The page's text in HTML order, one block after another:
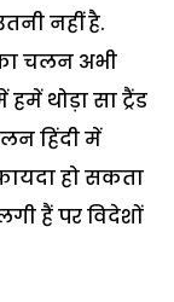
नहीं है.
चलन अभी
थोड़ा सा ट्रैंड
हिंदी में
हो सकता
हैं पर विदेशों